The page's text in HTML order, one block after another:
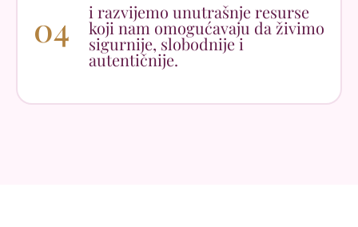
04 i razvijemo unutrašnje resurse
koji nam omogućavaju da živimo
sigurnije, slobodnije i
autentičnije.